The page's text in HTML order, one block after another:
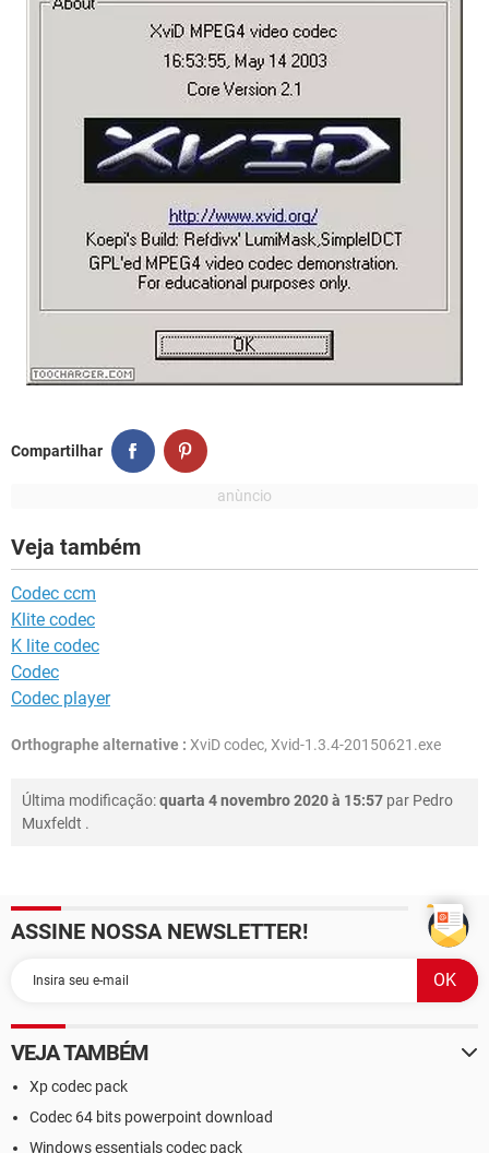
Compartilhar
Veja também
Codec ccm
Klite codec
K lite codec
Codec
Codec player
Orthographe alternative : XviD codec, Xvid-1.3.4-20150621.exe
Última modificação:quarta 4 novembro 2020 à 15:57 par Pedro
Muxfeldt .
ASSINE NOSSA NEWSLETTER!
VEJA TAMBÉM
Xp codec pack
Codec 64 bits powerpoint download
Windows essentials codec pack